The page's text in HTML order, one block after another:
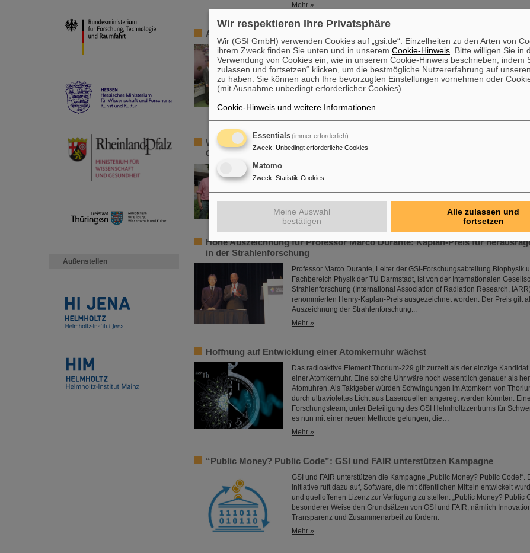
Außenstellen
Mehr »
Abgeordnete des Bundestags besuchen GSI und FAIR
Eine Gruppe von Abgeordnete der SPD-Fraktion aus dem Bundestag,
Mitarbeitenden und Gäste waren zu Besuch bei GSI und FAIR. Sie
aktuelle Forschungsschwerpunkte, Infrastrukturen und das künftige
FAIR, das derzeit bei GSI entsteht. Professor Paolo Giubellino,
Geschäftsführer GSI und FAIR, Jörg Blaurock, Technischer
Mehr »
Weltweit renommierte Wissenschaftler beginnen langfristige
GSI/FAIR: Professor Volker Koch, Professor Nu Xu und Professor Takaharu
derzeit langfristige Forschungsaufenthalte bei GSI und FAIR und den
Darmstadt und Frankfurt. Sie werten aktuelle Experimentdaten aus und
übergreifender Zusammenarbeit die ersten wissenschaftlichen
Mehr »
Hohe Auszeichnung für Professor Marco Durante: Kaplan-Preis für
in der Strahlenforschung
Professor Marco Durante, Leiter der GSI-Forschungsabteilung Biophysik
Fachbereich Physik der TU Darmstadt, ist von der Internationalen
Strahlenforschung (International Association of Radiation Research,
renommierten Henry-Kaplan-Preis ausgezeichnet worden. Der Preis gilt
Auszeichnung der Strahlenforschung...
Mehr »
Hoffnung auf Entwicklung einer Atomkernuhr wächst
Das radioaktive Element Thorium-229 gilt zurzeit als der einzige
einer Atomkernuhr. Eine solche Uhr wäre noch wesentlich genauer als
Atomuhren. Als Taktgeber würden Schwingungen im Atomkern von
durch ultraviolettes Licht aus Laserquellen angeregt werden könnten.
Forschungsteam, unter Beteiligung des GSI Helmholtzzentrums für
es nun mit einer neuen Methode gelungen, die…
Mehr »
“Public Money? Public Code”: GSI und FAIR unterstützen Kampagne
GSI und FAIR unterstützen die Kampagne „Public Money? Public Code!“.
Initiative ruft dazu auf, Software, die mit öffentlichen Mitteln entwickelt
und quelloffenen Lizenz zur Verfügung zu stellen. „Public Money? Public
besonderer Weise den Grundsätzen von GSI und FAIR, nämlich
Transparenz und Zusammenarbeit zu fördern.
Mehr »
Wir respektieren Ihre Privatsphäre
Wir (GSI GmbH) verwenden Cookies auf „gsi.de“. Einzelheiten zu den Arten von
ihrem Zweck finden Sie unten und in unserem Cookie-Hinweis . Bitte willigen Sie in
Verwendung von Cookies ein, wie in unserem Cookie-Hinweis beschrieben, indem
zulassen und fortsetzen“ klicken, um die bestmögliche Nutzererfahrung auf
zu haben. Sie können auch Ihre bevorzugten Einstellungen vornehmen oder
(mit Ausnahme unbedingt erforderlicher Cookies).
Cookie-Hinweis und weitere Informationen
Essentials(immer erforderlich)
Zweck: Unbedingt erforderliche Cookies
Matomo
Zweck: Statistik-Cookies
Meine Auswahl
bestätigen
Alle zulassen und
fortsetzen